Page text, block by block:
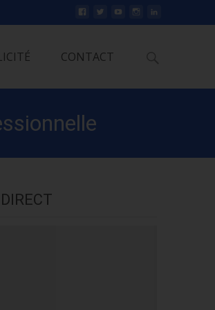
CONTACT